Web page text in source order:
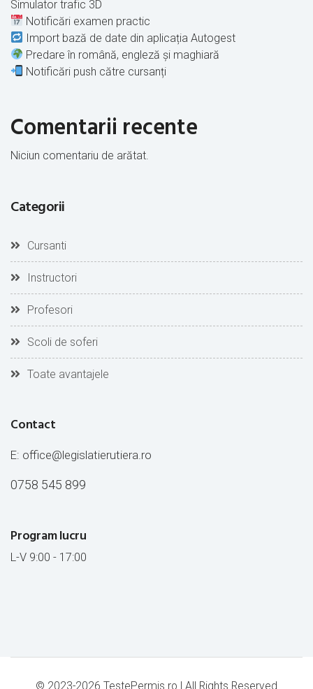
Simulator trafic 3D
Notificări examen practic
Import bază de date din aplicația Autogest
Predare în română, engleză și maghiară
Notificări push către cursanți
Comentarii recente
Niciun comentariu de arătat.
Categorii
Cursanti
Instructori
Profesori
Scoli de soferi
Toate avantajele
Contact
E: office@legislatierutiera.ro
0758 545 899
Program lucru
L-V 9:00 - 17:00
© 2023-2026 TestePermis.ro | All Rights Reserved